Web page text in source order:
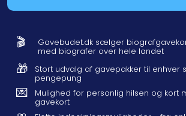
🎬 Gavebudet.dk sælger
med biografer over hele landet
🎁 Stort udvalg af gavepakker til enhver
pengepung
💌 Mulighed for personlig hilsen og kort
gavekort